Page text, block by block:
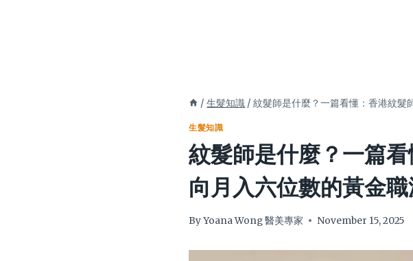
/ 生髮知識 / 紋髮師是什麼？一篇看懂：香港紋髮
生髮知識
紋髮師是什麼？一篇
向月入六位數的黃金
ByYoana Wong 醫美專家 November 15, 2025